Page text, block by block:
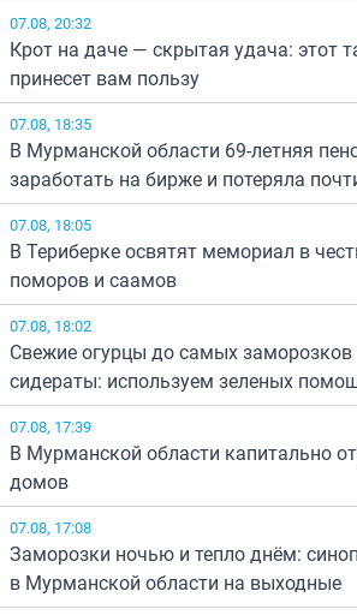
07.08, 20:32
Крот на даче — скрытая удача: этот
принесет вам пользу
07.08, 18:35
В Мурманской области 69-летняя
заработать на бирже и потеряла
07.08, 18:05
В Териберке освятят мемориал в
поморов и саамов
07.08, 18:02
Свежие огурцы до самых заморозков
сидераты: используем зеленых
07.08, 17:39
В Мурманской области капитально
домов
07.08, 17:08
Заморозки ночью и тепло днём:
в Мурманской области на выходные